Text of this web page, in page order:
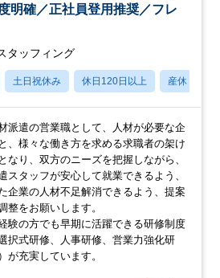
明確／正社員登用推奨／フレ
タッフィング
土日祝休み 休日120日以上 産休・育休
派遣の営業職として、人材が必要な企
、様々な働き方を求める求職者の架け
なり、双方のニーズを把握しながら、
スタッフが安心して就業できるよう、
企業の人材不足解消できるよう、提案
整をお願いします。
験の方でも早期に活躍できる研修制度
選択式研修、人事研修、営業力強化研
が充実しています。